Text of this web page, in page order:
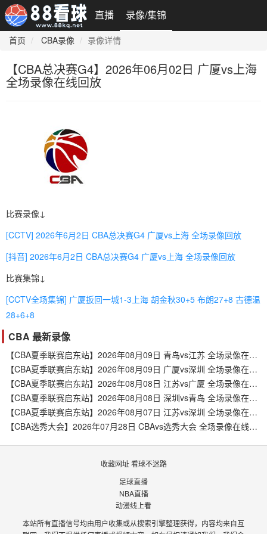
直播 录像/集锦
首页 CBA录像 录像详情
【CBA总决赛G4】2026年06月02日 广厦vs上海
全场录像在线回放
比赛录像↓
[CCTV] 2026年6月2日 CBA总决赛G4 广厦vs上海 全场录像回放
[抖音] 2026年6月2日 CBA总决赛G4 广厦vs上海 全场录像回放
比赛集锦↓
[CCTV全场集锦] 广厦扳回一城1-3上海 胡金秋30+5 布朗27+8 古德温
28+6+8
CBA 最新录像
【CBA夏季联赛启东站】2026年08月09日 青岛vs江苏 全场录像在线回放
【CBA夏季联赛启东站】2026年08月09日 广厦vs深圳 全场录像在线回放
【CBA夏季联赛启东站】2026年08月08日 江苏vs广厦 全场录像在线回放
【CBA夏季联赛启东站】2026年08月08日 深圳vs青岛 全场录像在线回放
【CBA夏季联赛启东站】2026年08月07日 江苏vs深圳 全场录像在线回放
【CBA选秀大会】2026年07月28日 CBAvs选秀大会 全场录像在线回放
收藏网址 看球不迷路
足球直播
NBA直播
动漫线上看
本站所有直播信号均由用户收集或从搜索引擎整理获得，内容均来自互